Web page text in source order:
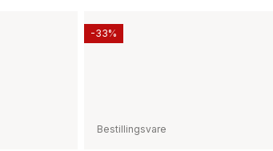
Bestillingsvare
-33%